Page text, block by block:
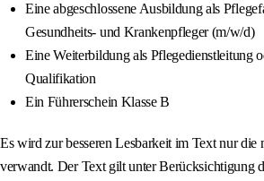
Eine abgeschlossene Ausbildung als
Gesundheits‑ und Krankenpfleger (m/w/d)
Eine Weiterbildung als Pflegedienstleitung
Qualifikation
Ein Führerschein Klasse B
Es wird zur besseren Lesbarkeit im Text nur die
verwandt. Der Text gilt unter Berücksichtigung